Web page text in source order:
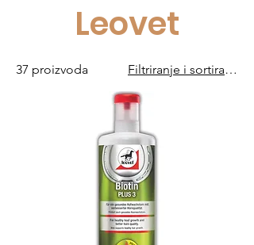
Leovet
37 proizvoda Filtriranje i sortiranje